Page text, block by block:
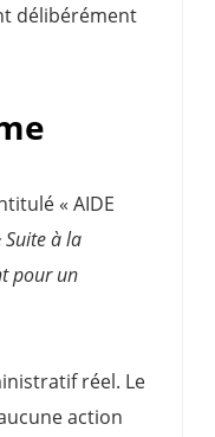
délibérément
« AIDE
Suite à la
pour un
réel. Le
action